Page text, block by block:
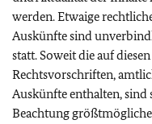
werden. Etwaige
Auskünfte sind
statt. Soweit die auf
Rechtsvorschriften,
Auskünfte enthalten, sind
Beachtung